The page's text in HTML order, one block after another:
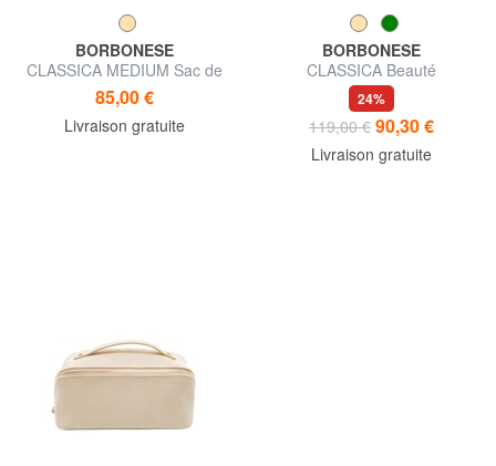
BORBONESE
CLASSICA MEDIUM Sac de
voyage
85,00 €
Livraison gratuite
BORBONESE
CLASSICA Beauté
24%
119,00 € 90,30 €
Livraison gratuite